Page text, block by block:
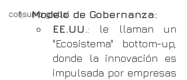
consumo global
Modelo de Gobernanza:
EE.UU.: le llaman un
"Ecosistema" bottom-up,
donde la innovación es
impulsada por empresas